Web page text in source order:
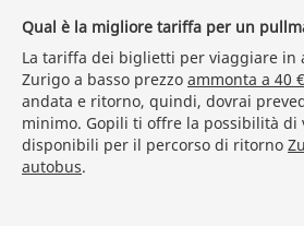
Qual è la migliore tariffa per un
La tariffa dei biglietti per viaggiare in
Zurigo a basso prezzo ammonta a 40 €
andata e ritorno, quindi, dovrai
minimo. Gopili ti offre la possibilità
disponibili per il percorso di ritorno
autobus.